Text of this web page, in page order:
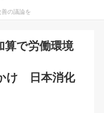
の議論を
算で労働環境
け 日本消化